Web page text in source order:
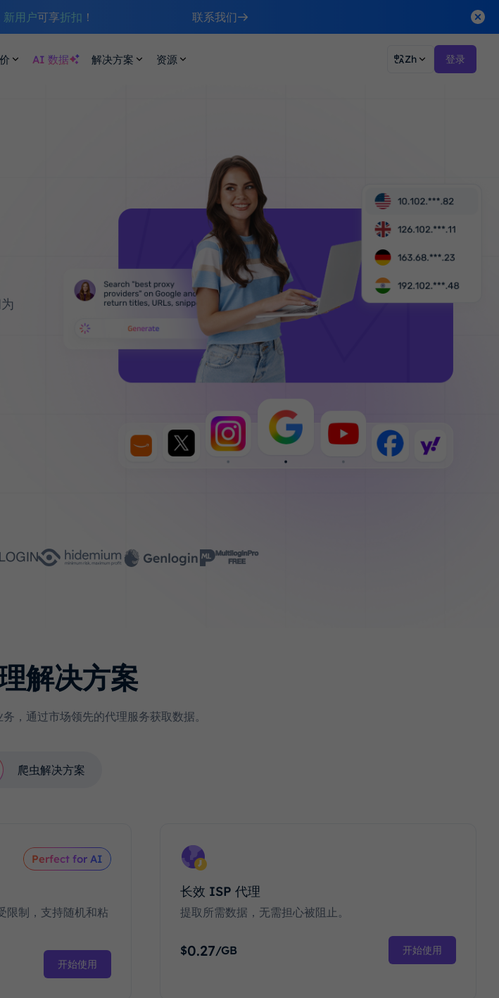
新用户可享折扣 ！ 联系我们
AI 数据 解决方案 资源 Zh 登录
解决方案
，通过市场领先的代理服务获取数据。
爬虫解决方案
Perfect for AI
限制，支持随机和粘
开始使用
长效 ISP 代理
提取所需数据，无需担心被阻止。
$0.27/GB 开始使用